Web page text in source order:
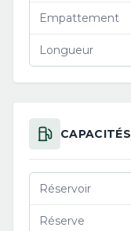
Empattement
Longueur
CAPACITÉS
Réservoir
Réserve